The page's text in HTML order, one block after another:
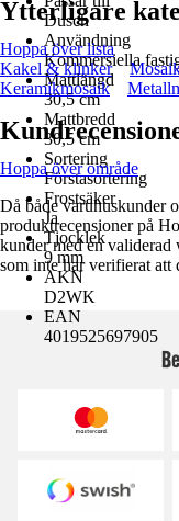
Dusch
Användning
Kommersiella
Mattlängd
30,5 cm
Mattbredd
30,5 cm
Sortering
Förstasortering
Frostsäker
Ja
Tjocklek
9 mm
AKN
D2WK
EAN
4019525697905
Ytterligare
Hoppa över lista
Kakel & klinker
Keramikmosaik
Hoppa över område
Då både varuhuskunder
produktrecensioner på
kunder med en validerad
som inte har verifierat att